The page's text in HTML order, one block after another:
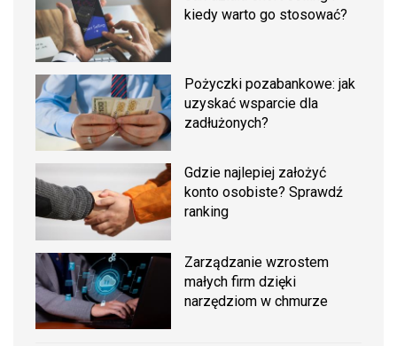
kiedy warto go stosować?
Pożyczki pozabankowe: jak
uzyskać wsparcie dla
zadłużonych?
Gdzie najlepiej założyć
konto osobiste? Sprawdź
ranking
Zarządzanie wzrostem
małych firm dzięki
narzędziom w chmurze